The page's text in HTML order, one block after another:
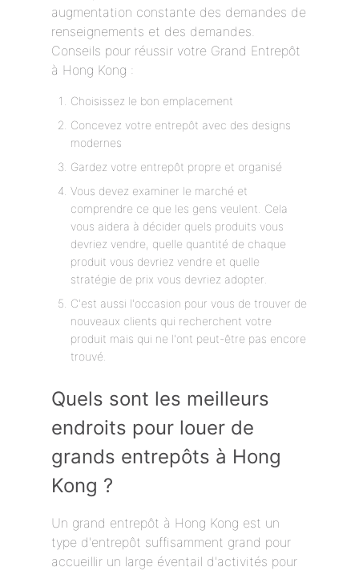
augmentation constante des demandes de
renseignements et des demandes.
Conseils pour réussir votre Grand Entrepôt
à Hong Kong :
Choisissez le bon emplacement
Concevez votre entrepôt avec des designs
modernes
Gardez votre entrepôt propre et organisé
Vous devez examiner le marché et
comprendre ce que les gens veulent. Cela
vous aidera à décider quels produits vous
devriez vendre, quelle quantité de chaque
produit vous devriez vendre et quelle
stratégie de prix vous devriez adopter.
C'est aussi l'occasion pour vous de trouver de
nouveaux clients qui recherchent votre
produit mais qui ne l'ont peut-être pas encore
trouvé.
Quels sont les meilleurs
endroits pour louer de
grands entrepôts à Hong
Kong ?
Un grand entrepôt à Hong Kong est un
type d'entrepôt suffisamment grand pour
accueillir un large éventail d'activités pour